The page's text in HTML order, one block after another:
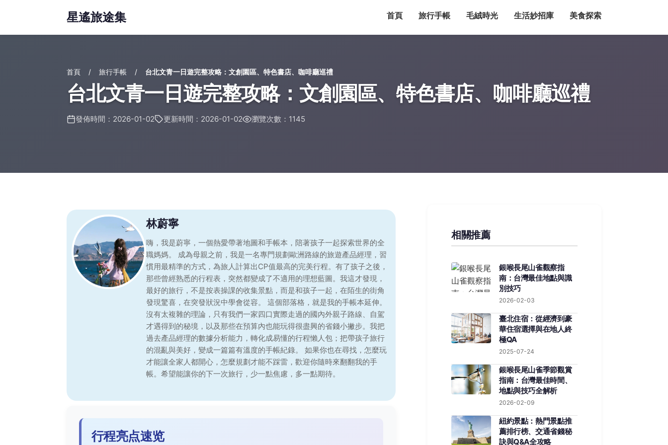
星遙旅途集 首頁 旅行手帳 毛絨時光 生活妙招庫 美食探索
首頁 旅行手帳 台北文青一日遊完整攻略：文創園區、特色書店、咖啡廳巡禮
台北文青一日遊完整攻略：文創園區、特色書店、咖啡廳巡禮
發佈時間：2026-01-02 更新時間：2026-01-02 瀏覽次數：1145
林蔚寧
嗨，我是蔚寧，一個熱愛帶著地圖和手帳本，陪著孩子一起探索世界的全
職媽媽。 成為母親之前，我是一名專門規劃歐洲路線的旅遊產品經理，習
慣用最精準的方式，為旅人計算出CP值最高的完美行程。有了孩子之後，
那些曾經熟悉的行程表，突然都變成了不適用的理想藍圖。我這才發現，
最好的旅行，不是按表操課的收集景點，而是和孩子一起，在陌生的街角
發現驚喜，在突發狀況中學會從容。 這個部落格，就是我的手帳本延伸。
沒有太複雜的理論，只有我們一家四口實際走過的國內外親子路線、自駕
才遇得到的秘境，以及那些在預算內也能玩得很盡興的省錢小撇步。我把
過去產品經理的數據分析能力，轉化成易懂的行程懶人包；把帶孩子旅行
的混亂與美好，變成一篇篇有溫度的手帳紀錄。 如果你也在尋找，怎麼玩
才能讓全家人都開心，怎麼規劃才能不踩雷，歡迎你隨時來翻翻我的手
帳。希望能讓你的下一次旅行，少一點焦慮，多一點期待。
行程亮点速览
相關推薦
銀喉長尾山雀觀察指
南：台灣最佳地點與識
別技巧
2026-02-03
臺北住宿：從經濟到豪
華住宿選擇與在地人終
極QA
2025-07-24
銀喉長尾山雀季節觀賞
指南：台灣最佳時間、
地點與技巧全解析
2026-02-09
紐約景點：熱門景點推
薦排行榜、交通省錢秘
訣與Q&A全攻略